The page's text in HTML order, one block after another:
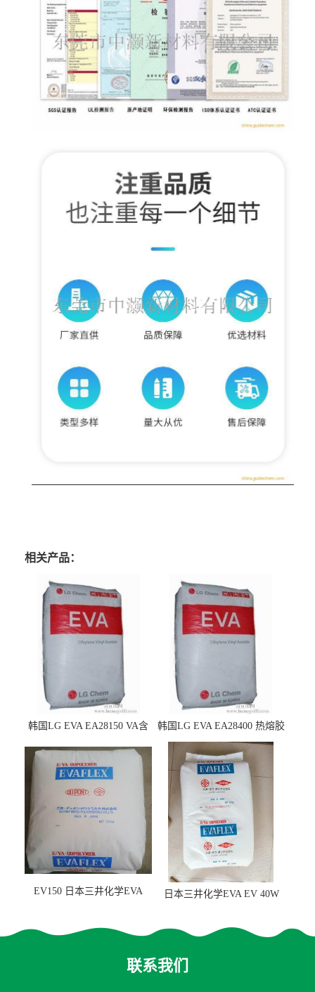
相关产品：
韩国LG EVA EA28150 VA含
韩国LG EVA EA28400 热熔胶
级 VA含量28 熔指400
EV150 日本三井化学EVA
日本三井化学EVA EV 40W
联系我们